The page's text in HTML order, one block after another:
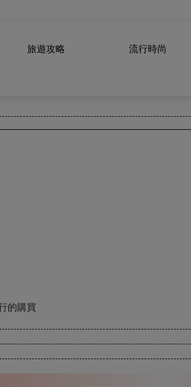
旅遊攻略 流行時尚
的購買